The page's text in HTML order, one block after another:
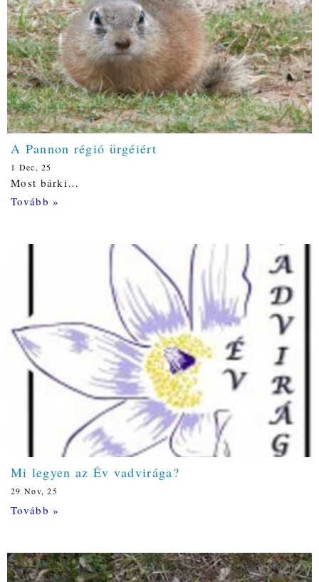
A Pannon régió ürgéiért
1 Dec, 25
Most bárki…
Tovább »
Mi legyen az Év vadvirága?
29 Nov, 25
Tovább »